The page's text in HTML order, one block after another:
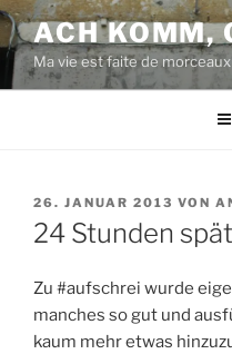
Zum
Inhalt
springen
ACH KOMM,
Ma vie est faite de
VERÖFFENTLICHT
AM
26. JANUAR 2013 VON
24 Stunden
Zu #aufschrei wurde
manches so gut und
kaum mehr etwas